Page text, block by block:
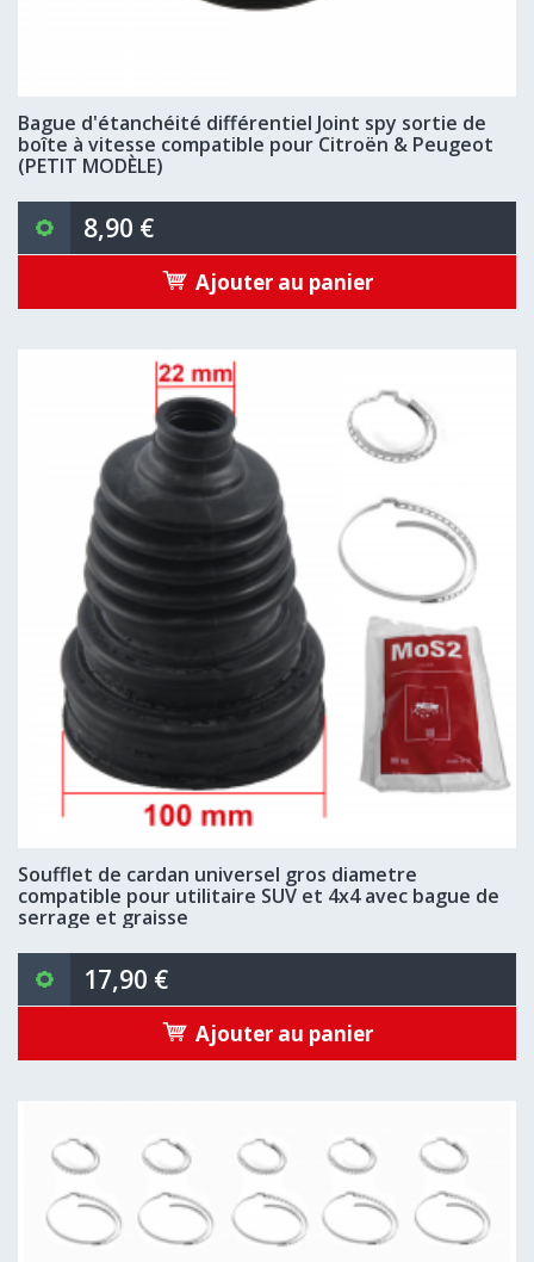
Bague d'étanchéité différentiel Joint spy sortie de
boîte à vitesse compatible pour Citroën & Peugeot
(PETIT MODÈLE)
8,90 €
Ajouter au panier
Soufflet de cardan universel gros diametre
compatible pour utilitaire SUV et 4x4 avec bague de
serrage et graisse
17,90 €
Ajouter au panier